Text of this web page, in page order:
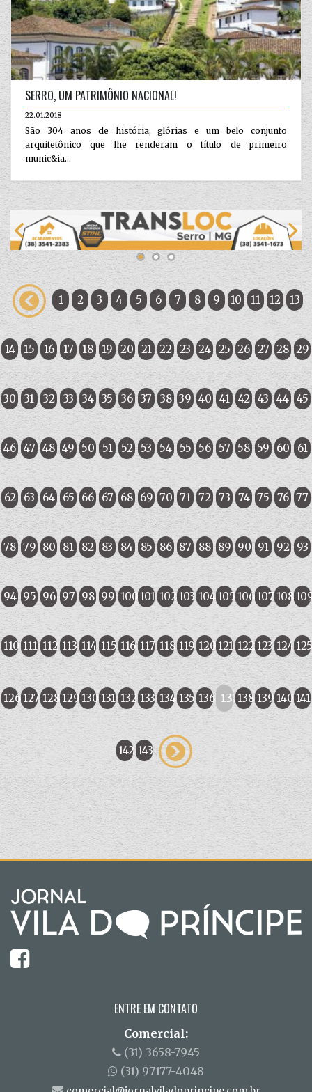
SERRO, UM PATRIMÔNIO NACIONAL!
22.01.2018
São 304 anos de história, glórias e um belo conjunto
arquitetônico que lhe renderam o título de primeiro
munic&ia...
1 2 3 4 5 6 7 8 9 10 11 12 13
14 15 16 17 18 19 20 21 22 23 24 25 26 27 28 29
30 31 32 33 34 35 36 37 38 39 40 41 42 43 44 45
46 47 48 49 50 51 52 53 54 55 56 57 58 59 60 61
62 63 64 65 66 67 68 69 70 71 72 73 74 75 76 77
78 79 80 81 82 83 84 85 86 87 88 89 90 91 92 93
94 95 96 97 98 99 100101 102 103 104 105 106 107 108
110 111 112 113 114 115 116 117 118 119 120121 122 123 124 125
126 127 128 129130 131 132 133 134 135 136 137138 139 140 141
142 143
ENTRE EM CONTATO
Comercial:
(31) 3658-7945
(31) 97177-4048